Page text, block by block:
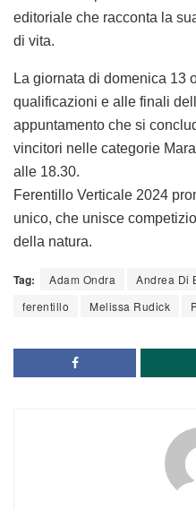
editoriale che racconta la
di vita.
La giornata di domenica 13
qualificazioni e alle finali
appuntamento che si
vincitori nelle categorie
alle 18.30.
Ferentillo Verticale 2024
unico, che unisce
della natura.
Tag: Adam Ondra Andrea Di
ferentillo
Melissa Rudick